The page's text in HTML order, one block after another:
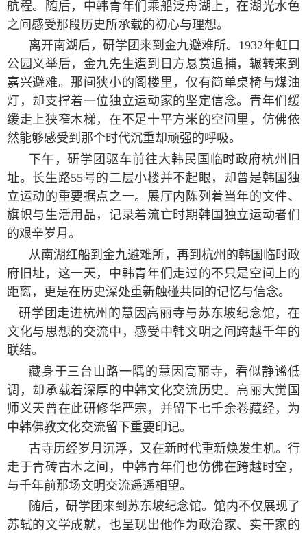
航程。随后，中韩青年们乘船泛舟湖上，在湖光水色
之间感受那段历史所承载的初心与理想。
离开南湖后，研学团来到金九避难所。 1932年虹口
公园义举后，金九先生遭到日方悬赏追捕，辗转来到
嘉兴避难。那间狭小的阁楼里，仅有简单桌椅与煤油
灯，却支撑着一位独立运动家的坚定信念。青年们缓
缓走上狭窄木梯，在不足十平方米的空间里，仿佛依
然能够感受到那个时代沉重却顽强的呼吸。
下午，研学团驱车前往大韩民国临时政府杭州旧
址。长生路55号的二层小楼并不起眼，却曾是韩国独
立运动的重要据点之一。展厅内陈列着当年的文件、
旗帜与生活用品，记录着流亡时期韩国独立运动者们
的艰辛岁月。
从南湖红船到金九避难所，再到杭州的韩国临时政
府旧址，这一天，中韩青年们走过的不只是空间上的
距离，更是在历史深处重新触碰共同的记忆与信念。
研学团走进杭州的慧因高丽寺与苏东坡纪念馆，在
文化与思想的交流中，感受中韩文明之间跨越千年的
联结。
藏身于三台山路一隅的慧因高丽寺，看似静谧低
调，却承载着深厚的中韩文化交流历史。高丽大觉国
师义天曾在此研修华严宗，并留下七千余卷藏经，为
中韩佛教文化交流留下重要印记。
古寺历经岁月沉浮，又在新时代重新焕发生机。行
走于青砖古木之间，中韩青年们也仿佛在跨越时空，
与千年前那场文明交流遥遥相望。
随后，研学团来到苏东坡纪念馆。馆内不仅展现了
苏轼的文学成就，也呈现出他作为政治家、实干家的